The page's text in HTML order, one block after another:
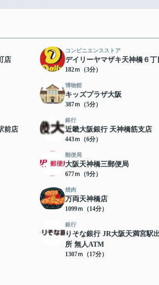
店
コンビニエンスストア
デイリーヤマザキ天神橋６丁
182ｍ（3分）
博物館
キッズプラザ大阪
387ｍ（5分）
前店
銀行
近畿大阪銀行 天神橋筋支店
443ｍ（6分）
郵便局
大阪天神橋三郵便局
677ｍ（9分）
焼肉
万両天神橋店
1099ｍ（14分）
銀行
りそな銀行 JR大阪天満宮駅
所 無人ATM
1307ｍ（17分）